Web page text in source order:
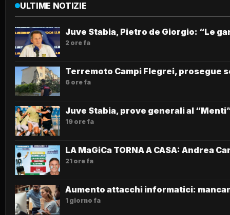
ULTIME NOTIZIE
Juve Stabia, Pietro de Giorgio: “Le
2 ore fa
Terremoto Campi Flegrei, prosegue
6 ore fa
Juve Stabia, prove generali al
19 ore fa
LA MaGiCa TORNA A CASA: Andrea
21 ore fa
Aumento attacchi informatici:
1 giorno fa